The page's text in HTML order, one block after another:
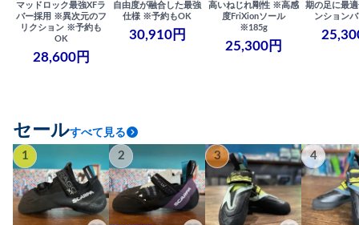
マッドロック最強XFラ
バー採用 ※異次元のフ
リクション ※予約も
OK
28,600円
自由度が融合した最強
仕様 ※予約もOK
30,910円
高いねじれ剛性 ※高感
度FriXionソール
※185g
25,300円
期の足に最
ンション
セールすべて見る
1 2 3 4